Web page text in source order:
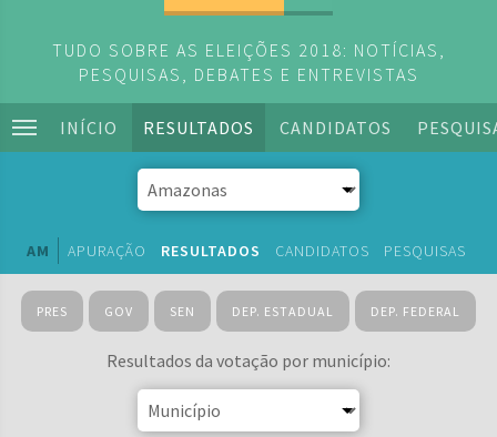
TUDO SOBRE AS ELEIÇÕES 2018: NOTÍCIAS,
PESQUISAS, DEBATES E ENTREVISTAS
INÍCIO RESULTADOS CANDIDATOS
AM APURAÇÃO RESULTADOS CANDIDATOS PESQUISAS
PRES GOV SEN DEP. ESTADUAL DEP. FEDERAL
Resultados da votação por município: